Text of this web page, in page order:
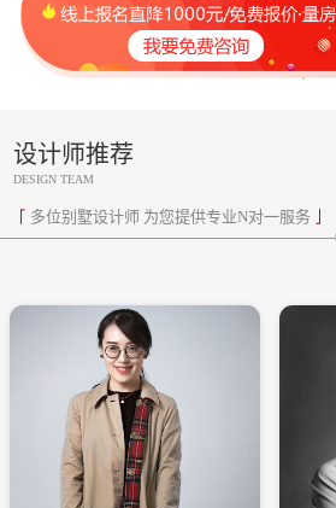
设计师推荐
DESIGN TEAM
多位别墅设计师 为您提供专业N对一服务